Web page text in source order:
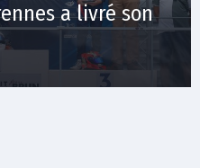
a livré son